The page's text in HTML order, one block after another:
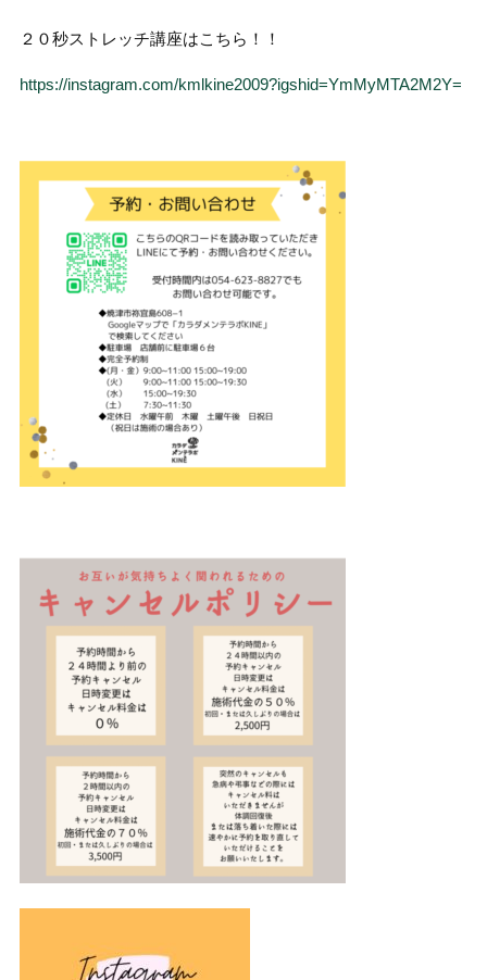
２０秒ストレッチ講座はこちら！！
https://instagram.com/kmlkine2009?igshid=YmMyMTA2M2Y=